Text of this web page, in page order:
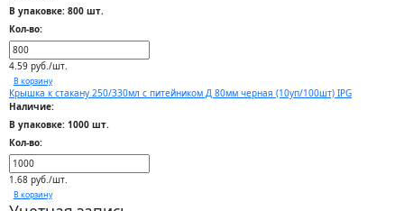
В упаковке: 800 шт.
Кол-во:
4.59 руб./шт.
В корзину
Крышка к стакану 250/330мл с питейником Д 80мм черная (10уп/100шт) IPG
Наличие:
В упаковке: 1000 шт.
Кол-во:
1.68 руб./шт.
В корзину